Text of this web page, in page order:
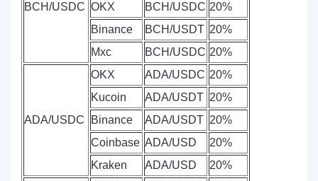
BCH/USDC OKX
BCH/USDC 20%
Binance
BCH/USDT 20%
Mxc
BCH/USDC 20%
ADA/USDC
OKX ADA/USDC 20%
Kucoin
ADA/USDT 20%
Binance
ADA/USDT 20%
Coinbase ADA/USD
20%
Kraken
ADA/USD 20%